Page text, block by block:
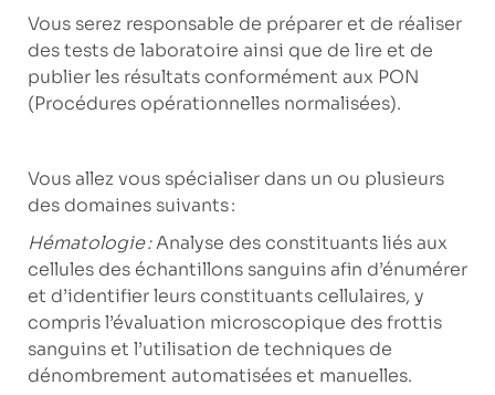
Vous serez responsable de préparer et de réaliser
des tests de laboratoire ainsi que de lire et de
publier les résultats conformément aux PON
(Procédures opérationnelles normalisées).
Vous allez vous spécialiser dans un ou plusieurs
des domaines suivants :
Hématologie :Analyse des constituants liés aux
cellules des échantillons sanguins afin d’énumérer
et d’identifier leurs constituants cellulaires, y
compris l’évaluation microscopique des frottis
sanguins et l’utilisation de techniques de
dénombrement automatisées et manuelles.